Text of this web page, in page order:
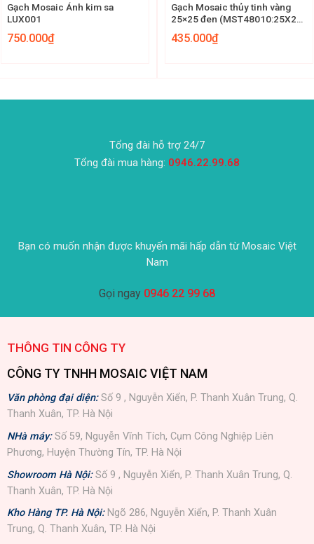
Gạch Mosaic Ánh kim sa
LUX001
750.000₫
Gạch Mosaic thủy tinh vàng
25×25 đen (MST48010:25X25)
MST 25010
435.000₫
Tổng đài hỗ trợ 24/7
Tổng đài mua hàng: 0946.22.99.68
Bạn có muốn nhận được khuyến mãi hấp dẫn từ Mosaic Việt
Nam
Gọi ngay 0946 22 99 68
THÔNG TIN CÔNG TY
CÔNG TY TNHH MOSAIC VIỆT NAM
Văn phòng đại diện:Số 9 , Nguyễn Xiển, P. Thanh Xuân Trung, Q.
Thanh Xuân, TP. Hà Nội
NHà máy: Số 59, Nguyễn Vĩnh Tích, Cụm Công Nghiệp Liên
Phương, Huyện Thường Tín, TP. Hà Nội
Showroom Hà Nội: Số 9 , Nguyễn Xiển, P. Thanh Xuân Trung, Q.
Thanh Xuân, TP. Hà Nội
Kho Hàng TP. Hà Nội: Ngõ 286, Nguyễn Xiển, P. Thanh Xuân
Trung, Q. Thanh Xuân, TP. Hà Nội